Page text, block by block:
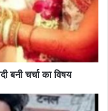
बनी चर्चा का विषय